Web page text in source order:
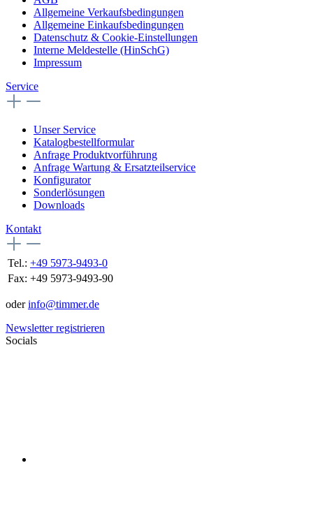
Allgemeine Verkaufsbedingungen
Allgemeine Einkaufsbedingungen
Datenschutz & Cookie-Einstellungen
Interne Meldestelle (HinSchG)
Impressum
Service
Unser Service
Katalogbestellformular
Anfrage Produktvorführung
Anfrage Wartung & Ersatzteilservice
Konfigurator
Sonderlösungen
Downloads
Kontakt
Tel.: +49 5973-9493-0
Fax: +49 5973-9493-90
oderinfo@timmer.de
Newsletter registrieren
Socials